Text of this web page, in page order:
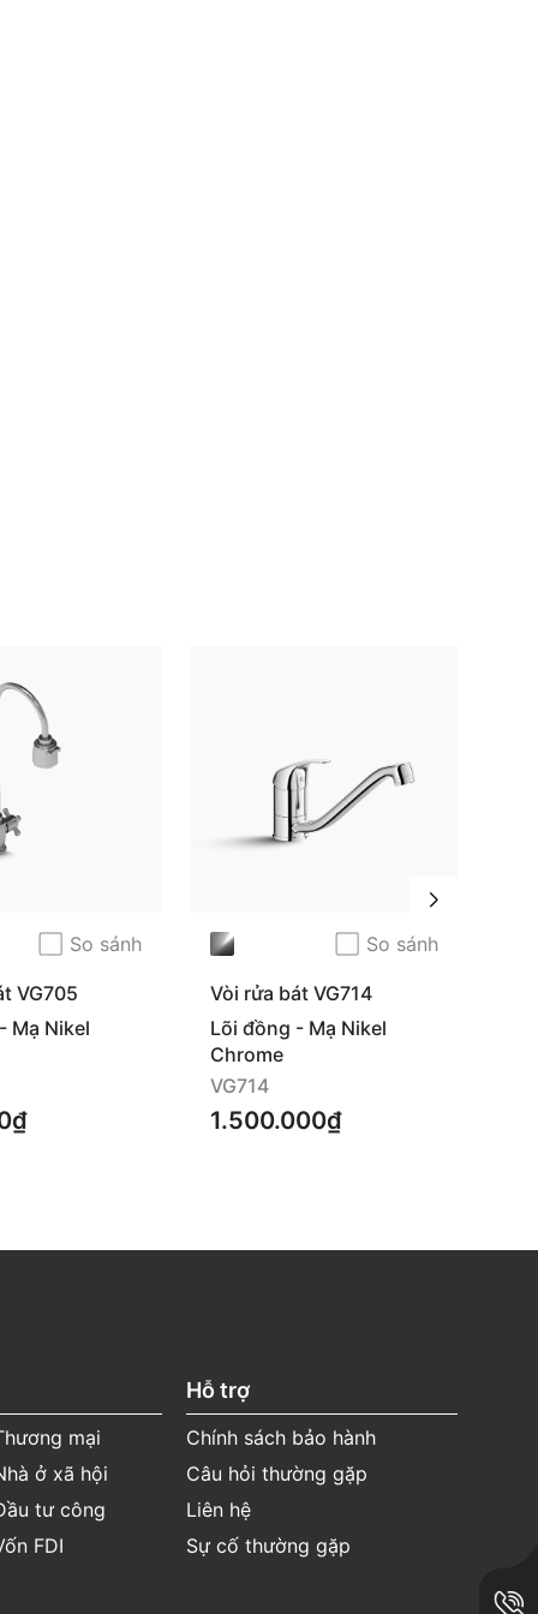
So sánh
VG705
Mạ Nikel
So sánh
Vòi rửa bát VG714
Lõi đồng - Mạ Nikel
Chrome
VG714
1.500.000₫
mại
ở xã hội
tư công
FDI
Hỗ trợ
Chính sách bảo hành
Câu hỏi thường gặp
Liên hệ
Sự cố thường gặp